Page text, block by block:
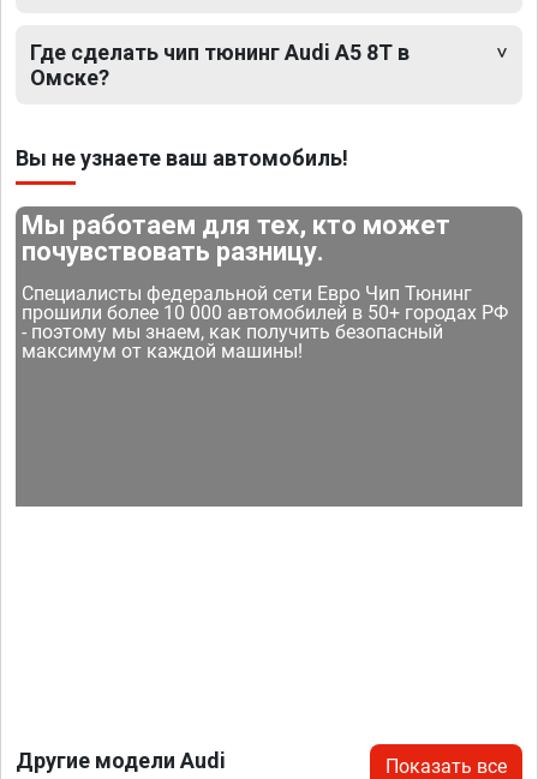
Где сделать чип тюнинг Audi A5 8T в
Омске?
Вы не узнаете ваш автомобиль!
Мы работаем для тех, кто может
почувствовать разницу.
Специалисты федеральной сети Евро Чип Тюнинг
прошили более 10 000 автомобилей в 50+ городах РФ
- поэтому мы знаем, как получить безопасный
максимум от каждой машины!
Другие модели Audi Показать все